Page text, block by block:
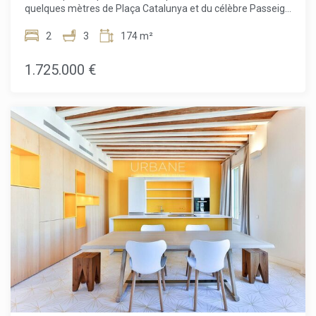
quelques mètres de Plaça Catalunya et du célèbre Passeig
promotion exclusive de logements haut de gamme située
6 étages a été magnifiquement restauré, offrant une fusion
parfaite entre son architecture classique et des intérieurs
avec spa à un restaurant méditerranéen sain au rez-de-
chaussée. Le projet vise à offrir un confort ultime au cœur
de Barcelone, avec des services de luxe incluant un
chauffeur, une sécurité renforcée, une conciergerie
multilingue disponible 24h/24, la location de vélos, des
cabines de massage et un majordome virtuel capable de
répondre instantanément à toutes vos demandes.Les
unités proposées varient de 65 m² à 232 m², avec des
configurations de 1 à 3 chambres, certaines disposant de
terrasses ou de balcons. Le joyau de cette résidence est
sans conteste le penthouse du sixième étage, doté d'une
terrasse privée spectaculaire offrant des vues
panoramiques. Les appartements, conçus par le prestigieux
cabinet Daar Architects, se distinguent par un design
innovant et des technologies de pointe, garantissant un
2 3 174 m²
1.725.000 €